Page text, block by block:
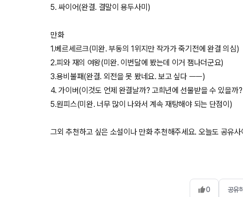
5. 싸이어(완결. 결말이 용두사미)
만화
1.베르세르크(미완. 부동의 1위지만 작가가 죽기전에 완결 의심)
2.피와 재의 여왕(미완. 이번달에 봤는데 이거 잼나더군요)
3.용비불패(완결. 외전을 못 봤네요. 보고 싶다 ㅡㅡ)
4. 가이버(이것도 언제 완결날까? 고희년에 선물받을 수 있을까
5.원피스(미완. 너무 많이 나와서 계속 재탕해야 되는 단점이)
그외 추천하고 싶은 소설이나 만화 추천해주세요. 오늘도 공유
0 공유